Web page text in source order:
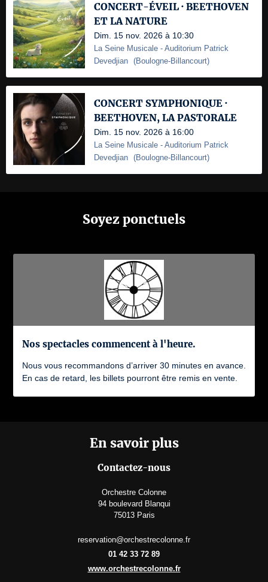
CONCERT-ÉVEIL · BEETHOVEN
ET LA NATURE
Dim. 15 nov. 2026 à 10:30
La Seine Musicale - Auditorium Patrick
Devedjian (Boulogne-Billancourt)
CONCERT SYMPHONIQUE ·
BEETHOVEN, LA PASTORALE
Dim. 15 nov. 2026 à 16:00
La Seine Musicale - Auditorium Patrick
Devedjian (Boulogne-Billancourt)
Soyez ponctuels
Nos spectacles commencent à l'heure.
Nous vous recommandons d’arriver 30 minutes en avance.
En cas de retard, les billets pourront être remis en vente.
En savoir plus
Contactez-nous
Orchestre Colonne
94 boulevard Blanqui
75013 Paris
reservation@orchestrecolonne.fr
01 42 33 72 89
www.orchestrecolonne.fr